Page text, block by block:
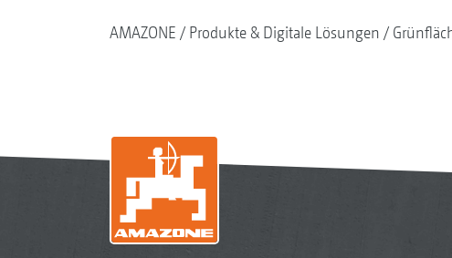
AMAZONE Produkte & Digitale Lösungen